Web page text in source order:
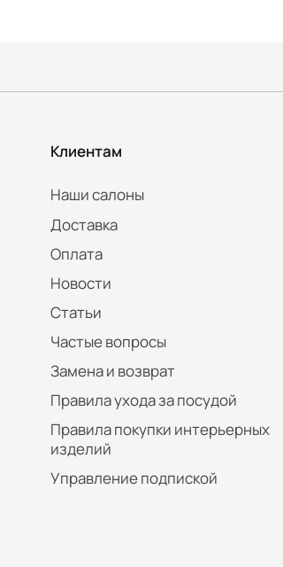
Клиентам
Наши салоны
Доставка
Оплата
Новости
Статьи
Частые вопросы
Замена и возврат
Правила ухода за посудой
Правила покупки интерьерных
изделий
Управление подпиской